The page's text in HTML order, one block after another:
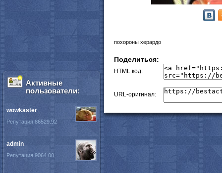
похороны херардо
Поделиться:
HTML код:
URL-оригинал:
Активные
пользователи:
wowkaster
Репутация 86529.92
admin
Репутация 9064.00